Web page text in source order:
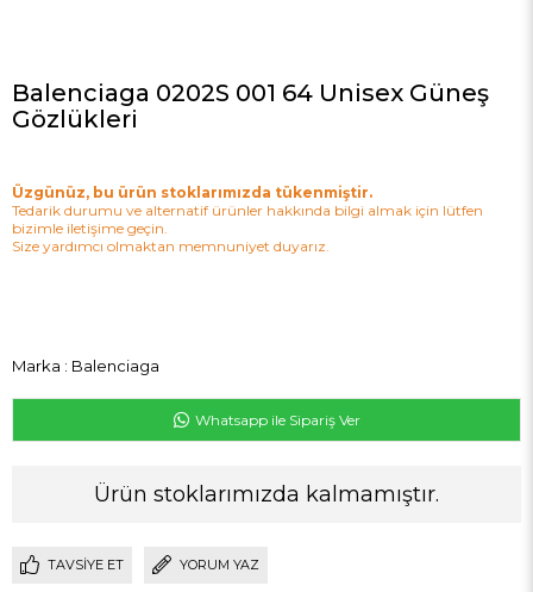
Balenciaga 0202S 001 64 Unisex Güneş
Gözlükleri
Üzgünüz, bu ürün stoklarımızda tükenmiştir.
Tedarik durumu ve alternatif ürünler hakkında bilgi almak için lütfen
bizimle iletişime geçin.
Size yardımcı olmaktan memnuniyet duyarız.
Marka : Balenciaga
Whatsapp ile Sipariş Ver
Ürün stoklarımızda kalmamıştır.
TAVSIYE ET YORUM YAZ